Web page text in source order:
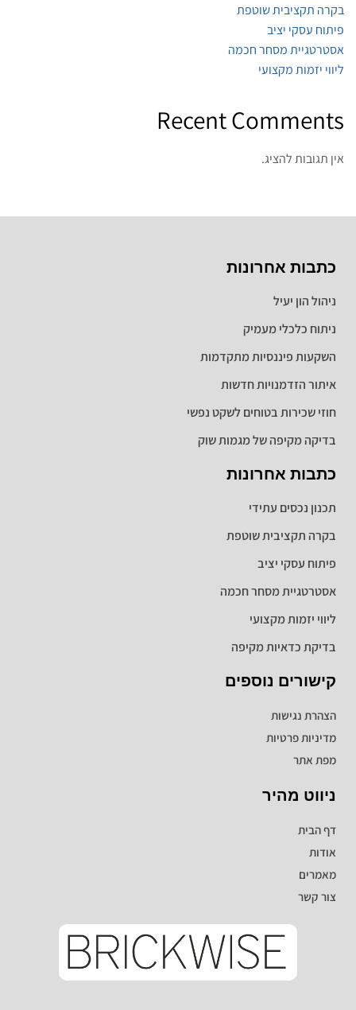
בקרה תקציבית שוטפת
פיתוח עסקי יציב
אסטרטגיית מסחר חכמה
ליווי יזמות מקצועי
Recent Comments
אין תגובות להציג.
ניווט מהיר
דף הבית
אודות
מאמרים
צור קשר
קישורים נוספים
הצהרת נגישות
מדיניות פרטיות
מפת אתר
כתבות אחרונות
תכנון נכסים עתידי
בקרה תקציבית שוטפת
פיתוח עסקי יציב
אסטרטגיית מסחר חכמה
ליווי יזמות מקצועי
בדיקת כדאיות מקיפה
כתבות אחרונות
ניהול הון יעיל
ניתוח כלכלי מעמיק
השקעות פיננסיות מתקדמות
איתור הזדמנויות חדשות
חוזי שכירות בטוחים לשקט נפשי
בדיקה מקיפה של מגמות שוק